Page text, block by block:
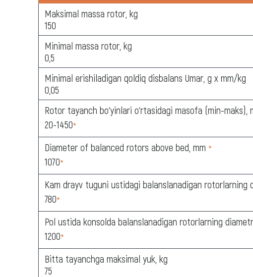
Maksimal massa rotor, kg
150
Minimal massa rotor, kg
0,5
Minimal erishiladigan qoldiq disbalans Umar, g x mm/kg
0,05
Rotor tayanch bo‘yinlari o‘rtasidagi masofa (min-maks),
20-1450*
Diameter of balanced rotors above bed, mm *
1070*
Kam drayv tuguni ustidagi balanslanadigan rotorlarning
780*
Pol ustida konsolda balanslanadigan rotorlarning
1200*
Bitta tayanchga maksimal yuk, kg
75